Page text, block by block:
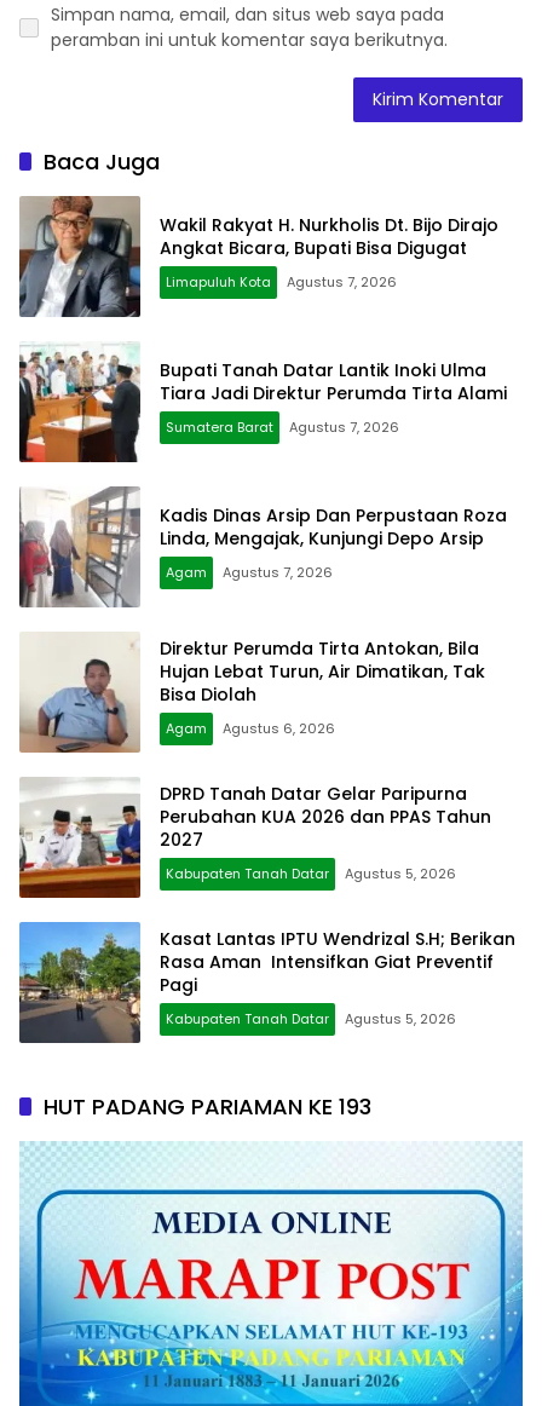
Simpan nama, email, dan situs web saya pada
peramban ini untuk komentar saya berikutnya.
Baca Juga
Wakil Rakyat H. Nurkholis Dt. Bijo Dirajo
Angkat Bicara, Bupati Bisa Digugat
Limapuluh Kota Agustus 7, 2026
Bupati Tanah Datar Lantik Inoki Ulma
Tiara Jadi Direktur Perumda Tirta Alami
Sumatera Barat Agustus 7, 2026
Kadis Dinas Arsip Dan Perpustaan Roza
Linda, Mengajak, Kunjungi Depo Arsip
Agam Agustus 7, 2026
Direktur Perumda Tirta Antokan, Bila
Hujan Lebat Turun, Air Dimatikan, Tak
Bisa Diolah
Agam Agustus 6, 2026
DPRD Tanah Datar Gelar Paripurna
Perubahan KUA 2026 dan PPAS Tahun
2027
Kabupaten Tanah Datar Agustus 5, 2026
Kasat Lantas IPTU Wendrizal S.H; Berikan
Rasa Aman Intensifkan Giat Preventif
Pagi
Kabupaten Tanah Datar Agustus 5, 2026
HUT PADANG PARIAMAN KE 193